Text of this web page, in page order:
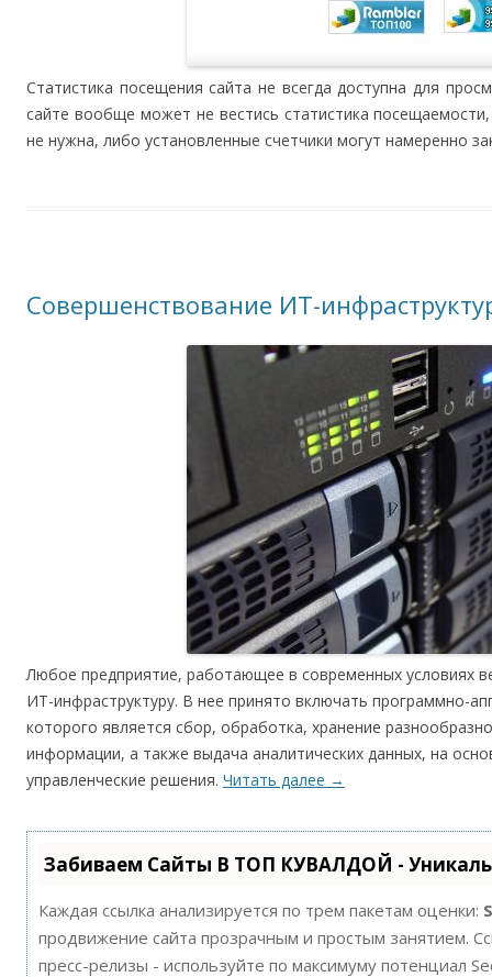
Статистика посещения сайта не всегда доступна для
сайте вообще может не вестись статистика
не нужна, либо установленные счетчики могут намеренно
Совершенствование ИТ-
Любое предприятие, работающее в современных условиях
ИТ-инфраструктуру. В нее принято включать программно-
которого является сбор, обработка, хранение
информации, а также выдача аналитических данных, на
управленческие решения. Читать далее →
Забиваем Сайты В ТОП КУВАЛДОЙ -
Каждая ссылка анализируется по трем пакетам оценки:
продвижение сайта прозрачным и простым занятием.
пресс-релизы - используйте по максимуму потенциал